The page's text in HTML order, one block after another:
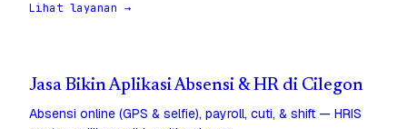
Lihat layanan →
Jasa Bikin Aplikasi Absensi & HR di Cilegon
Absensi online (GPS & selfie), payroll, cuti, & shift — HRIS